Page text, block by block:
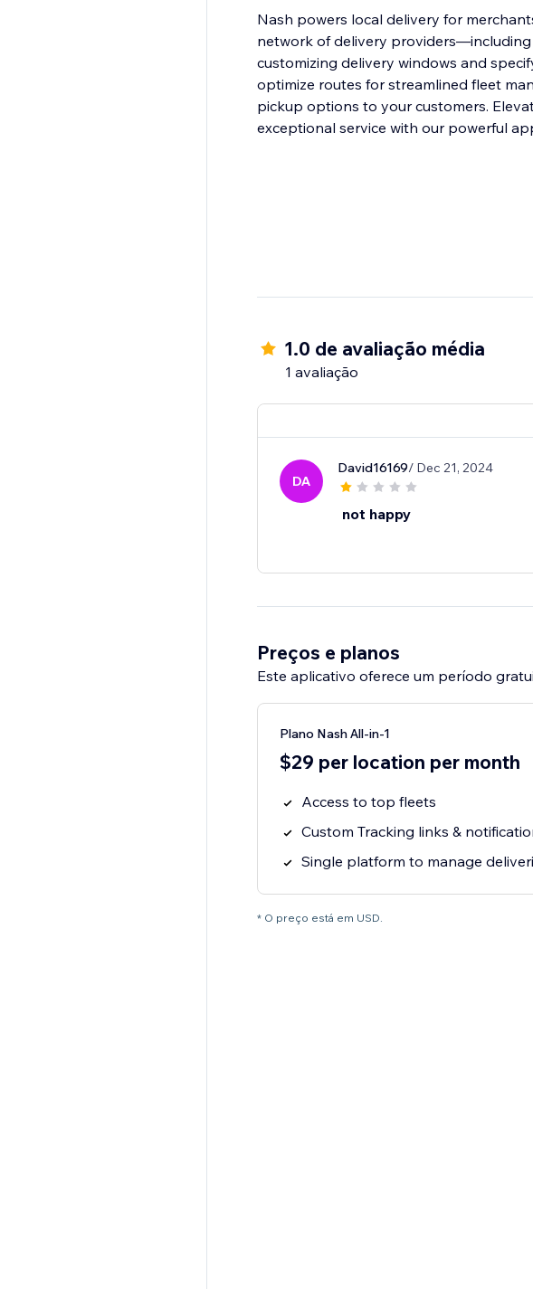
Nash powers local delivery for
network of delivery providers—including
customizing delivery windows and
optimize routes for streamlined fleet
pickup options to your customers.
exceptional service with our powerful
1.0 de avaliação média
1 avaliação
DA
David16169/ Dec 21, 2024
not happy
Preços e planos
Este aplicativo oferece um período
Plano Nash All-in-1
$29 per location per month
Access to top fleets
Custom Tracking links &
Single platform to manage
* O preço está em USD.